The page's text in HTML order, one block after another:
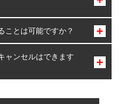
みとなります。
ことは可能ですか？
可能です。
合わせに限り、同時にご予約が
ャンセルはできます